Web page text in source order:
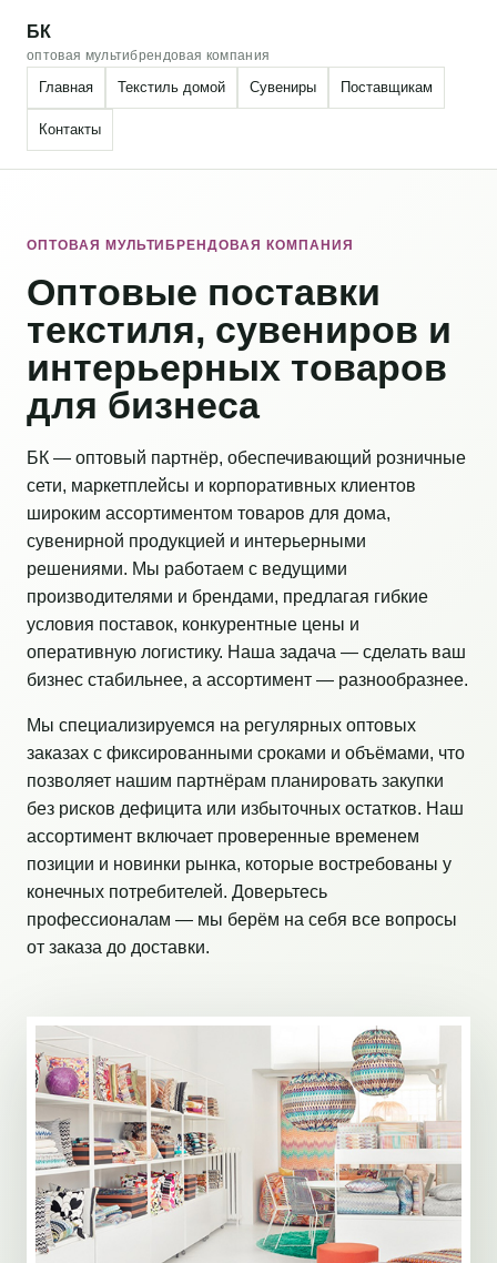
БК
оптовая мультибрендовая компания
Главная Текстиль домой Сувениры Поставщикам
Контакты
ОПТОВАЯ МУЛЬТИБРЕНДОВАЯ КОМПАНИЯ
Оптовые поставки
текстиля, сувениров и
интерьерных товаров
для бизнеса
БК — оптовый партнёр, обеспечивающий розничные
сети, маркетплейсы и корпоративных клиентов
широким ассортиментом товаров для дома,
сувенирной продукцией и интерьерными
решениями. Мы работаем с ведущими
производителями и брендами, предлагая гибкие
условия поставок, конкурентные цены и
оперативную логистику. Наша задача — сделать ваш
бизнес стабильнее, а ассортимент — разнообразнее.
Мы специализируемся на регулярных оптовых
заказах с фиксированными сроками и объёмами, что
позволяет нашим партнёрам планировать закупки
без рисков дефицита или избыточных остатков. Наш
ассортимент включает проверенные временем
позиции и новинки рынка, которые востребованы у
конечных потребителей. Доверьтесь
профессионалам — мы берём на себя все вопросы
от заказа до доставки.